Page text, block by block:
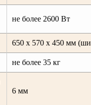
не более 2600 Вт
650 х 570 х 450 мм
не более 35 кг
6 мм